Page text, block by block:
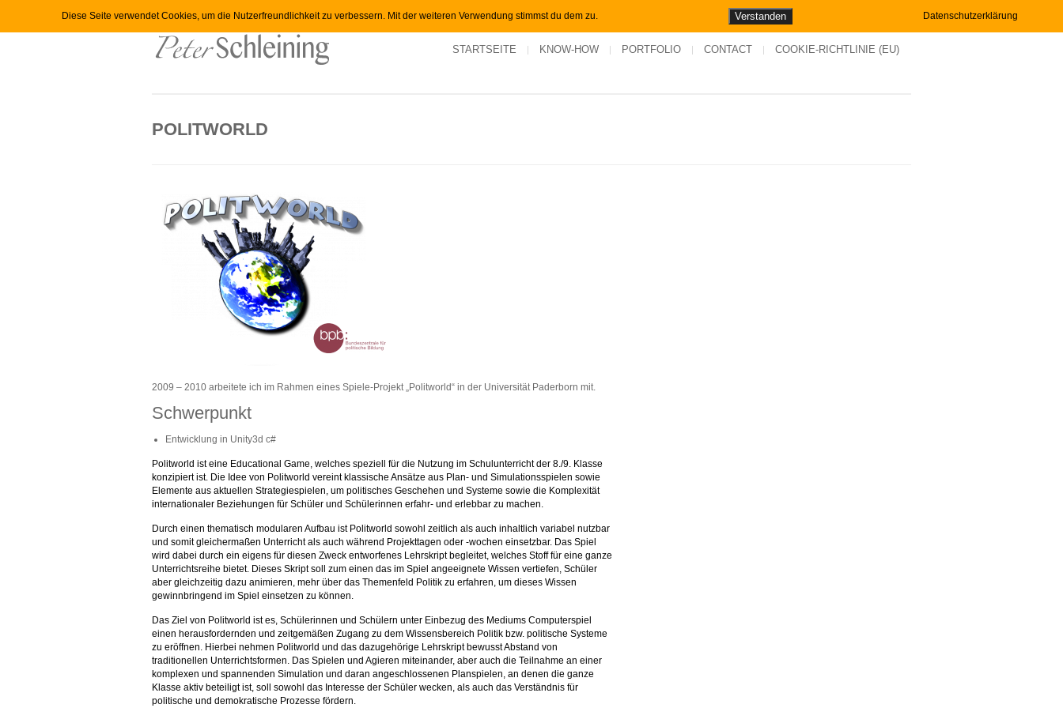
STARTSEITE KNOW-HOW PORTFOLIO CONTACT COOKIE-RICHTLINIE (EU)
POLITWORLD
2009 – 2010 arbeitete ich im Rahmen eines Spiele-Projekt „Politworld“ in der Universität Paderborn mit.
Schwerpunkt
Entwicklung in Unity3d c#
Politworld ist eine Educational Game, welches speziell für die Nutzung im Schulunterricht der 8./9. Klasse
konzipiert ist. Die Idee von Politworld vereint klassische Ansätze aus Plan- und Simulationsspielen sowie
Elemente aus aktuellen Strategiespielen, um politisches Geschehen und Systeme sowie die Komplexität
internationaler Beziehungen für Schüler und Schülerinnen erfahr- und erlebbar zu machen.
Durch einen thematisch modularen Aufbau ist Politworld sowohl zeitlich als auch inhaltlich variabel nutzbar
und somit gleichermaßen Unterricht als auch während Projekttagen oder -wochen einsetzbar. Das Spiel
wird dabei durch ein eigens für diesen Zweck entworfenes Lehrskript begleitet, welches Stoff für eine ganze
Unterrichtsreihe bietet. Dieses Skript soll zum einen das im Spiel angeeignete Wissen vertiefen, Schüler
aber gleichzeitig dazu animieren, mehr über das Themenfeld Politik zu erfahren, um dieses Wissen
gewinnbringend im Spiel einsetzen zu können.
Das Ziel von Politworld ist es, Schülerinnen und Schülern unter Einbezug des Mediums Computerspiel
einen herausfordernden und zeitgemäßen Zugang zu dem Wissensbereich Politik bzw. politische Systeme
zu eröffnen. Hierbei nehmen Politworld und das dazugehörige Lehrskript bewusst Abstand von
traditionellen Unterrichtsformen. Das Spielen und Agieren miteinander, aber auch die Teilnahme an einer
komplexen und spannenden Simulation und daran angeschlossenen Planspielen, an denen die ganze
Klasse aktiv beteiligt ist, soll sowohl das Interesse der Schüler wecken, als auch das Verständnis für
politische und demokratische Prozesse fördern.
Diese Seite verwendet Cookies, um die Nutzerfreundlichkeit zu verbessern. Mit der weiteren Verwendung stimmst du dem zu. Verstanden Datenschutzerklärung